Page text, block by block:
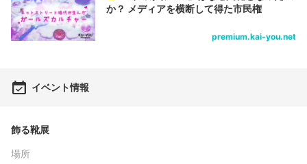
か？ メディアを横断して得た市民権
premium.kai-you.net
イベント情報
飾る靴展
場所